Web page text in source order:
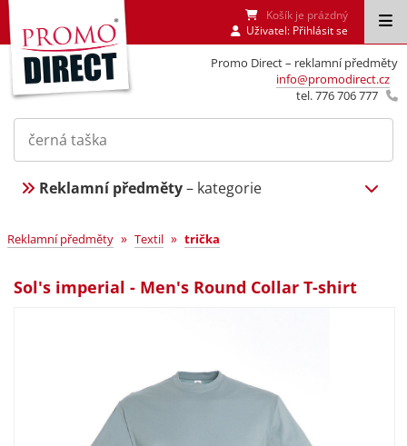
Promo Direct – reklamní předměty
info@promodirect.cz
tel. 776 706 777
Košík je prázdný
Uživatel: Přihlásit se
Reklamní předměty– kategorie
Reklamní předměty » Textil » trička
Sol's imperial - Men's Round Collar T-shirt